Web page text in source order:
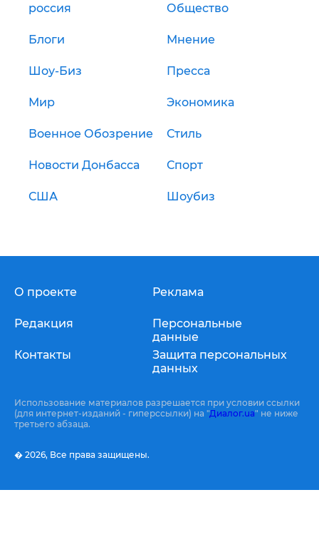
россия Общество
Блоги Мнение
Шоу-Биз Пресса
Мир Экономика
Военное Обозрение Стиль
Новости Донбасса Спорт
США Шоубиз
О проекте
Редакция
Контакты
Реклама
Персональные
данные
Защита персональных
данных
Использование материалов разрешается при условии ссылки
(для интернет-изданий - гиперссылки) на "Диалог.ua" не ниже
третьего абзаца.
� 2026, Все права защищены.